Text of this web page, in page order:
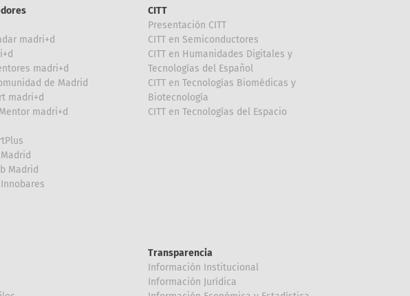
madri+d
madri+d
de Madrid
madri+d
madri+d
Madrid
CITT
Presentación CITT
CITT en Semiconductores
CITT en Humanidades Digitales y
Tecnologías del Español
CITT en Tecnologías Biomédicas y
Biotecnología
CITT en Tecnologías del Espacio
Transparencia
Información Institucional
Información Jurídica